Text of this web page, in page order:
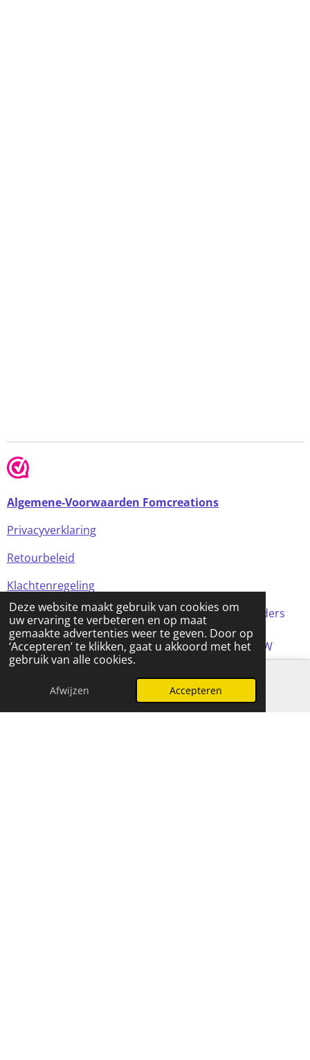
Deze website maakt gebruik van cookies om
uw ervaring te verbeteren en op maat
gemaakte advertenties weer te geven. Door op
‘Accepteren’ te klikken, gaat u akkoord met het
gebruik van alle cookies.
Afwijzen Accepteren
Algemene-Voorwaarden Fomcreations
Privacyverklaring
Retourbeleid
Klachtenregeling
Alle prijzen in de webshop zijn incl BTW (tenzij anders
aangegeven)
© 2024 FOMCreations, KvK Utrecht 70316023 . BTW
NL858256356B01
E-mailadres